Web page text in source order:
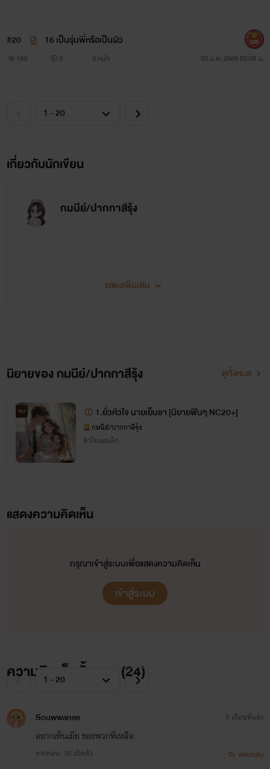
#20 16 เป็นรุ่นพี่หรือเป็นผัว
159 0 9 หน้า 03 ม.ค. 2569 03:08 น.
500
เกี่ยวกับนักเขียน
กมนีย์/ปากกาสีรุ้ง
โปรดเรียกดิฉันว่า
"คุณกม"
ก็แล้วกัน
เรื่องที่ 0.1
แนว:รักโรแมนติก
แสดงเพิ่มเติม
นิยายของ กมนีย์/ปากกาสีรุ้ง ดูทั้งหมด
จบ 1.ยั่วหัวใจ นายเย็นชา [นิยายฟินๆ NC20+]
กมนีย์/ปากกาสีรุ้ง
รักโรแมนติก
แสดงความคิดเห็น
กรุณาเข้าสู่ระบบเพื่อแสดงความคิดเห็น
เข้าสู่ระบบ
ความคิดเห็นทั้งหมด (24)
Souwwanee
อยากเห็นเมีย ของพวกที่เหลือ
จากตอน: 30 เปิดตัว
9 เดือนที่แล้ว
ตอบกลับ